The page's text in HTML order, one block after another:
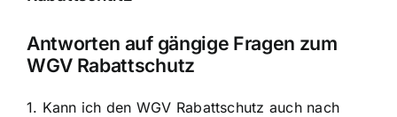
Antworten auf gängige Fragen zum
WGV Rabattschutz
1. Kann ich den WGV Rabattschutz auch nach